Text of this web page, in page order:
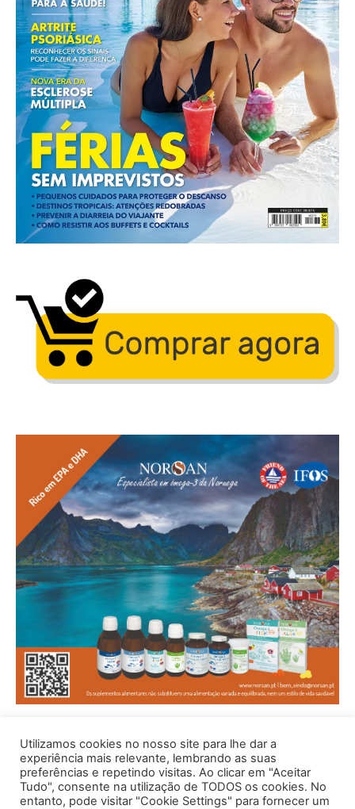
Utilizamos cookies no nosso site para lhe dar a
experiência mais relevante, lembrando as suas
preferências e repetindo visitas. Ao clicar em "Aceitar
Tudo", consente na utilização de TODOS os cookies. No
entanto, pode visitar "Cookie Settings" para fornecer um